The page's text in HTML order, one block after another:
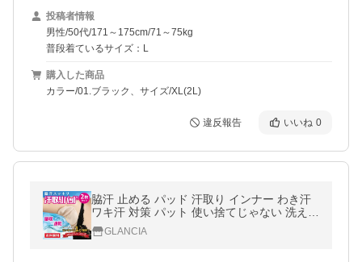
投稿者情報
男性/50代/171～175cm/71～75kg
普段着ているサイズ：L
購入した商品
カラー/01.ブラック、サイズ/XL(2L)
違反報告 いいね 0
脇汗 止める パッド 汗取り インナー わき汗
ワキ汗 対策 パット 使い捨てじゃない 洗える
繰り返し 男性 強力 透けにくい 吸湿 防臭
GLANCIA